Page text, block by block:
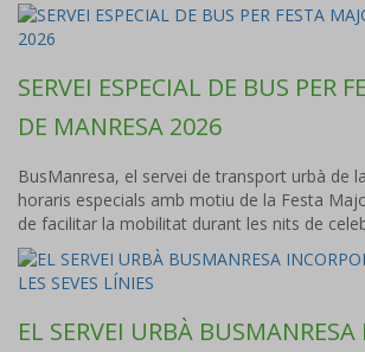
SERVEI ESPECIAL DE BUS PER
DE MANRESA 2026
BusManresa, el servei de transport urbà de
horaris especials amb motiu de la Festa
de facilitar la mobilitat durant les nits de
EL SERVEI URBÀ